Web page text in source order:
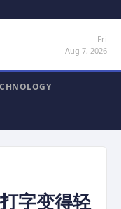
Fri
Aug 7, 2026
字变得轻